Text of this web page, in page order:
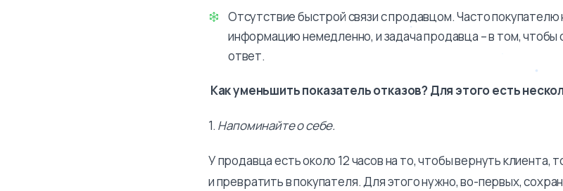
Отсутствие быстрой связи с продавцом. Часто покупателю
информацию немедленно, и задача продавца – в том, чтобы
ответ.
Как уменьшить показатель отказов? Для этого есть
1. Напоминайте о себе.
У продавца есть около 12 часов на то, чтобы вернуть клиента,
и превратить в покупателя. Для этого нужно, во-первых,